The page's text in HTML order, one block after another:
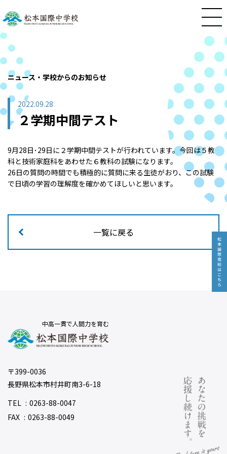
ニュース・学校からのお知らせ
2022.09.28
２学期中間テスト
9月28日･29日に２学期中間テストが行われています。今回は５教
科と技術家庭科をあわせた６教科の試験になります。
26日の質問の時間でも積極的に質問に来る生徒がおり、この試験
で日頃の学習の理解度を確かめてほしいと思います。
一覧に戻る
中高一貫で人間力を育む
〒399-0036
長野県松本市村井町南3-6-18
TEL
0263-88-0047
FAX
0263-88-0049